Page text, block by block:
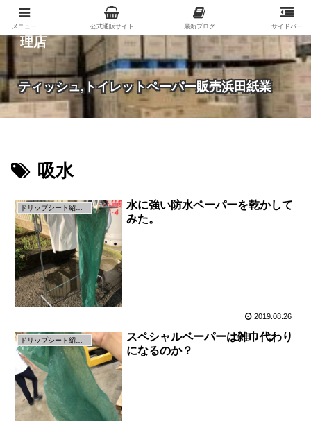
紙（家庭紙・包装紙・印刷用紙など）の総合代
理店
ティッシュ,トイレットペーパー販売浜田紙業
吸水
ドリップシート紹介ページ
水に強い防水ペーパーを乾かして
みた。
2019.08.26
ドリップシート紹介ページ
スペシャルペーパーは雑巾代わり
になるのか？
メニュー 公式通販サイト 最新ブログ サイドバー